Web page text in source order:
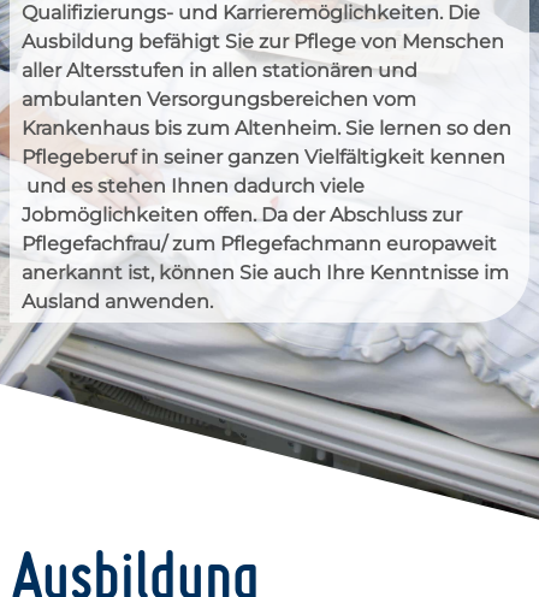
Qualifizierungs- und Karrieremöglichkeiten. Die
Ausbildung befähigt Sie zur Pflege von Menschen
aller Altersstufen in allen stationären und
ambulanten Versorgungsbereichen vom
Krankenhaus bis zum Altenheim. Sie lernen so den
Pflegeberuf in seiner ganzen Vielfältigkeit kennen
und es stehen Ihnen dadurch viele
Jobmöglichkeiten offen. Da der Abschluss zur
Pflegefachfrau/ zum Pflegefachmann europaweit
anerkannt ist, können Sie auch Ihre Kenntnisse im
Ausland anwenden.
Ausbildung